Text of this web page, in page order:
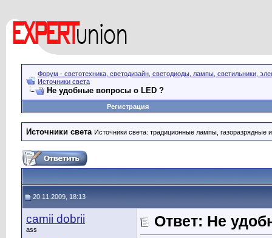
Форум - светотехника, светодизайн, светодиоды, лампы, светильники,
Источники света
Не удобные вопросы о LED ?
Регистрация
Источники света Источники света: традиционные лампы, газоразрядные
20.11.2009, 18:13
camii dobrii
ass
Ответ: Не